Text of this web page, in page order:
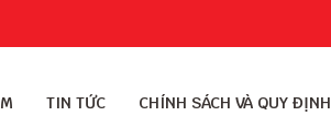
TIN TỨC CHÍNH SÁCH VÀ QUY ĐỊNH